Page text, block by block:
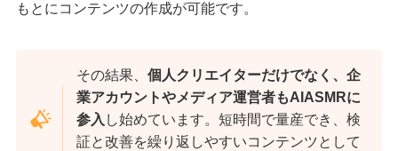
もとにコンテンツの作成が可能です。
その結果、 個人クリエイターだけでなく、企
業アカウントやメディア運営者もAIASMRに
参入 し始めています。短時間で量産でき、検
証と改善を繰り返しやすいコンテンツとして